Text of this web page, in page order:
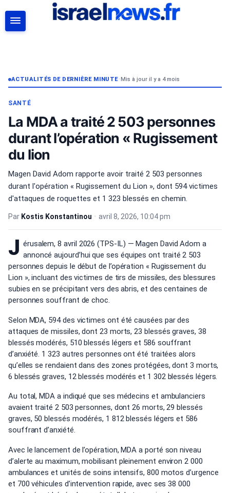
ACTUALITÉS DE DERNIÈRE MINUTE•Mis à jour il y a 4 mois
SANTÉ
La MDA a traité 2 503 personnes
durant l’opération « Rugissement
du lion
Magen David Adom rapporte avoir traité 2 503 personnes
durant l'opération « Rugissement du Lion », dont 594 victimes
d'attaques de roquettes et 1 323 blessés en chemin.
Par Kostis Konstantinou • avril 8, 2026, 10:04 pm
J érusalem, 8 avril 2026 (TPS-IL) — Magen David Adom a
annoncé aujourd’hui que ses équipes ont traité 2 503
personnes depuis le début de l’opération « Rugissement du
Lion », incluant des victimes de tirs de missiles, des blessures
subies en se précipitant vers des abris, et des centaines de
personnes souffrant de choc.
Selon MDA, 594 des victimes ont été causées par des
attaques de missiles, dont 23 morts, 23 blessés graves, 38
blessés modérés, 510 blessés légers et 586 souffrant
d’anxiété. 1 323 autres personnes ont été traitées alors
qu’elles se rendaient dans des zones protégées, dont 3 morts,
6 blessés graves, 12 blessés modérés et 1 302 blessés légers.
Au total, MDA a indiqué que ses médecins et ambulanciers
avaient traité 2 503 personnes, dont 26 morts, 29 blessés
graves, 50 blessés modérés, 1 812 blessés légers et 586
souffrant d’anxiété.
Avec le lancement de l’opération, MDA a porté son niveau
d’alerte au maximum, mobilisant pleinement environ 2 000
ambulances et unités de soins intensifs, 800 motos d’urgence
et 700 véhicules d’intervention rapide, avec ses 38 000